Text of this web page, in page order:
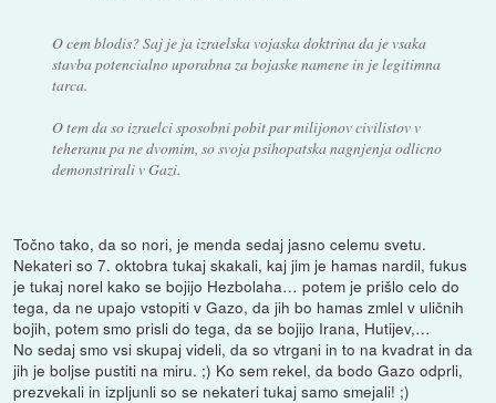
O cem blodis? Saj je ja izraelska vojaska doktrina da je vsaka
stavba potencialno uporabna za bojaske namene in je legitimna
tarca.
O tem da so izraelci sposobni pobit par milijonov civilistov v
teheranu pa ne dvomim, so svoja psihopatska nagnjenja odlicno
demonstrirali v Gazi.
Točno tako, da so nori, je menda sedaj jasno celemu svetu.
Nekateri so 7. oktobra tukaj skakali, kaj jim je hamas nardil, fukus
je tukaj norel kako se bojijo Hezbolaha… potem je prišlo celo do
tega, da ne upajo vstopiti v Gazo, da jih bo hamas zmlel v uličnih
bojih, potem smo prisli do tega, da se bojijo Irana, Hutijev,…
No sedaj smo vsi skupaj videli, da so vtrgani in to na kvadrat in da
jih je boljse pustiti na miru. ;) Ko sem rekel, da bodo Gazo odprli,
prezvekali in izpljunli so se nekateri tukaj samo smejali! ;)